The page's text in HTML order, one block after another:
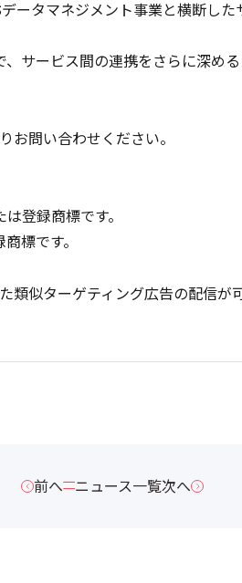
ータマネジメント事業と横断し
サービス間の連携をさらに深め
お問い合わせください。
登録商標です。
標です。
類似ターゲティング広告の配信が
前へ ニュース一覧次へ